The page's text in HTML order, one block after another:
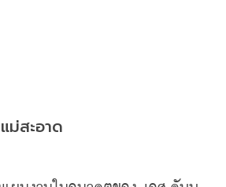
ม่สะอาด